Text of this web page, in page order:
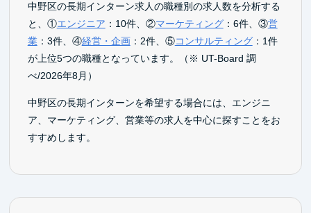
中野区の長期インターン求人の職種別の求人数を分析する
と、①エンジニア ：10件、②マーケティング：6件、③営
業：3件、④経営・企画：2件、⑤コンサルティング：1件
が上位5つの職種となっています。（※ UT-Board 調
べ/2026年8月）
中野区の長期インターンを希望する場合には、エンジニ
ア、マーケティング、営業等の求人を中心に探すことをお
すすめします。